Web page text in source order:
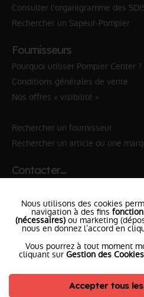
Consulter l'organigramme des
Rechercher un Sapeur-Pompier
Fournisseurs
Pourquoi utiliser Pompier Center ?
Conditions générales de vente
Nos offres « visibilité »
Rechercher un fournisseur
Rechercher un article ou une
Contacter…
✆ 18№National Sapeurs-
le SDISle plus proche
l'équipePompierCenter
Nous utilisons des cookies
navigation à des fins
(nécessaires) ou marketing
nous en donnez l’accord en
Vous pourrez à tout moment
cliquant sur Gestion des Cookies
Accepter tous